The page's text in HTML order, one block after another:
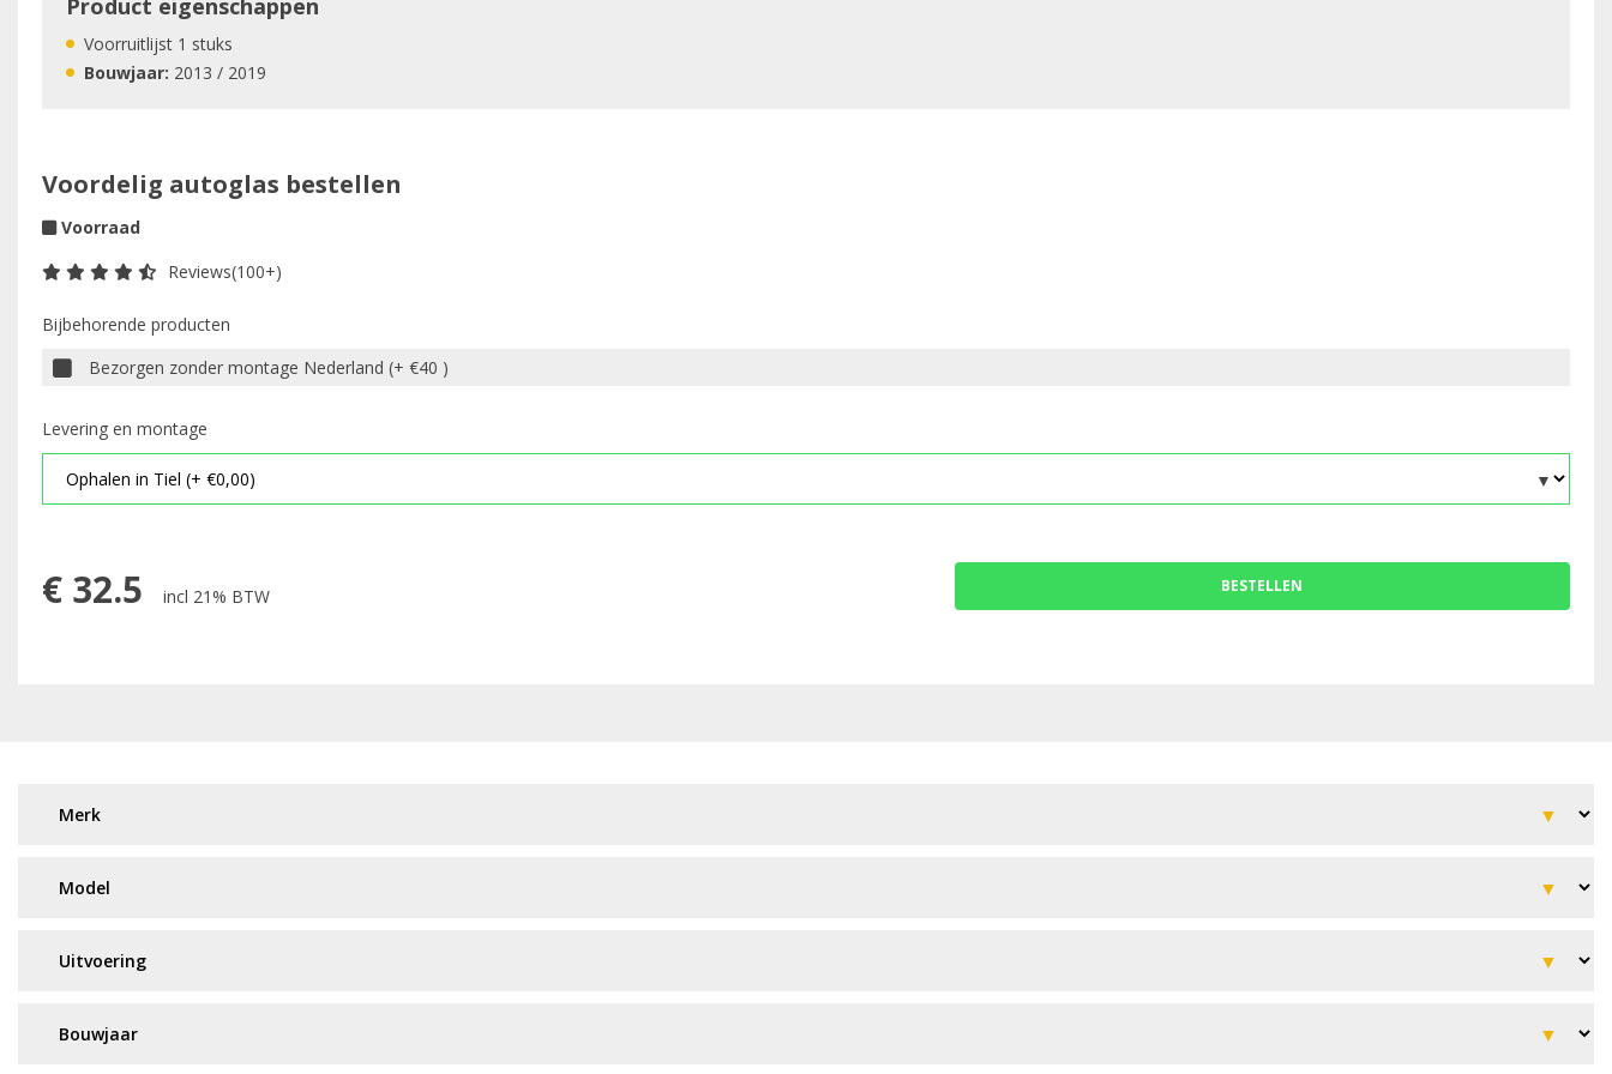
Product eigenschappen
Voorruitlijst 1 stuks
Bouwjaar: 2013 / 2019
Voordelig autoglas bestellen
Voorraad
Reviews(100+)
Bijbehorende producten
Bezorgen zonder montage Nederland (+ €40 )
Levering en montage
€ 32.5 incl 21% BTW BESTELLEN